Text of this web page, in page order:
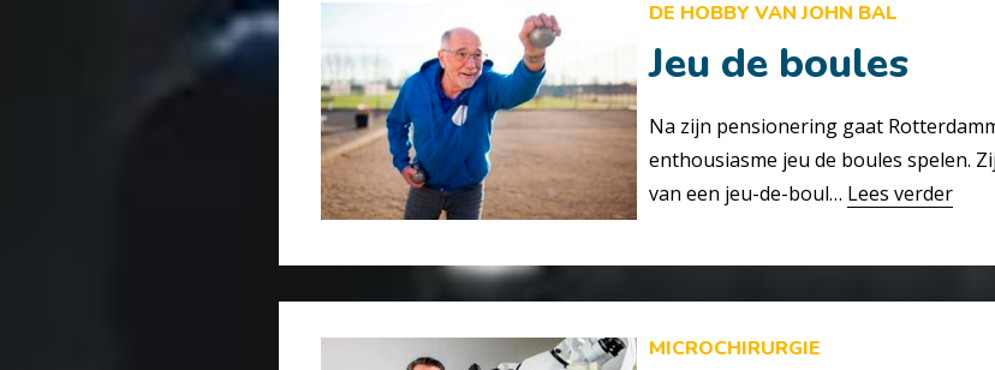
DE HOBBY VAN JOHN BAL
Jeu de boules
Na zijn pensionering gaat
enthousiasme jeu de boules spelen.
van een jeu-de-boul… Lees verder
MICROCHIRURGIE